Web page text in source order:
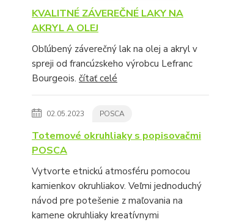
KVALITNÉ ZÁVEREČNÉ LAKY NA
AKRYL A OLEJ
Obľúbený záverečný lak na olej a akryl v
spreji od francúzskeho výrobcu Lefranc
Bourgeois. čítať celé
02.05.2023 POSCA
Totemové okruhliaky s popisovačmi
POSCA
Vytvorte etnickú atmosféru pomocou
kamienkov okruhliakov. Veľmi jednoduchý
návod pre potešenie z maľovania na
kamene okruhliaky kreatívnymi